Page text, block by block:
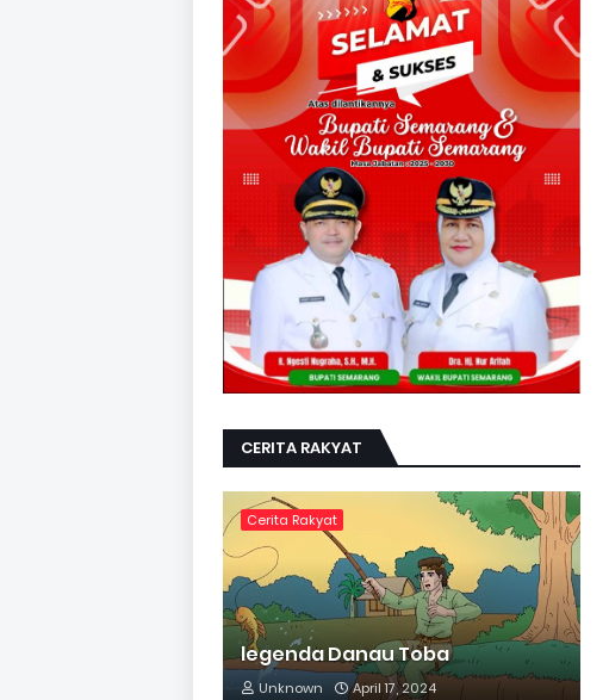
CERITA RAKYAT
Cerita Rakyat
legenda Danau Toba
Unknown April 17, 2024